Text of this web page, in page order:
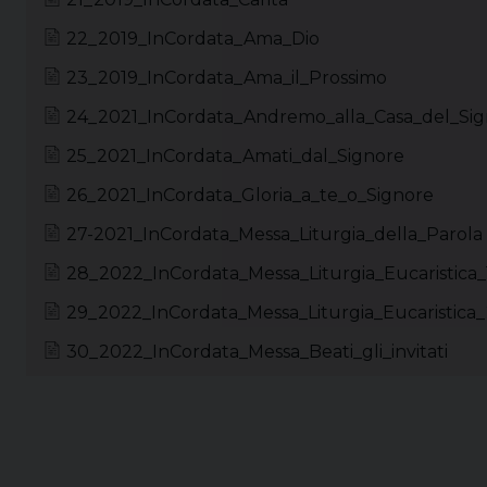
22_2019_InCordata_Ama_Dio
23_2019_InCordata_Ama_il_Prossimo
25_2021_InCordata_Amati_dal_Signore
26_2021_InCordata_Gloria_a_te_o_Signore
27-2021_InCordata_Messa_Liturgia_della_Parola
30_2022_InCordata_Messa_Beati_gli_invitati